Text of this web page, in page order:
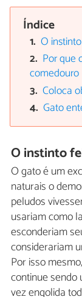
Índice
O
Por que
comedouro
Coloca
Gato
O instinto
O gato é um
naturais o
peludos
usariam como
esconderiam
considerariam
Por isso
continue
vez engolida